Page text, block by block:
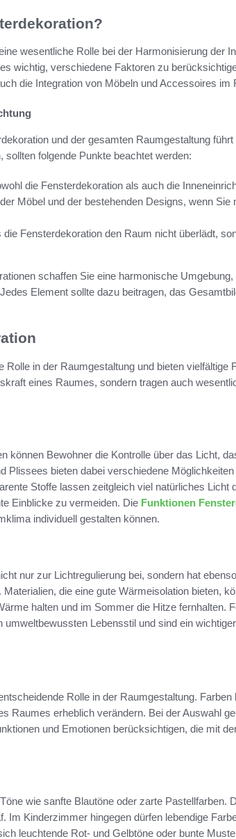
wesentliche Rolle bei der Harmonisierung der
wichtig, verschiedene Faktoren zu
die Integration von Möbeln und Accessoires im
und der gesamten Raumgestaltung führt
folgende Punkte beachtet werden:
die Fensterdekoration als auch die
Möbel und der bestehenden Designs, wenn Sie
Fensterdekoration den Raum nicht überlädt,
schaffen Sie eine harmonische
Element sollte dazu beitragen, das
in der Raumgestaltung und bieten vielfältige
eines Raumes, sondern tragen auch
können Bewohner die Kontrolle über das Licht,
Plissees bieten dabei verschiedene Möglichkeiten
Stoffe lassen zeitgleich viel natürliches Licht
Einblicke zu vermeiden. Die Funktionen
individuell gestalten können.
nur zur Lichtregulierung bei, sondern hat
die eine gute Wärmeisolation bieten,
halten und im Sommer die Hitze fernhalten.
Lebensstil und sind ein
Rolle in der Raumgestaltung. Farben
Raumes erheblich verändern. Bei der Auswahl
und Emotionen berücksichtigen, die mit
wie sanfte Blautöne oder zarte Pastellfarben.
Im Kinderzimmer hingegen dürfen lebendige
leuchtende Rot- und Gelbtöne oder bunte